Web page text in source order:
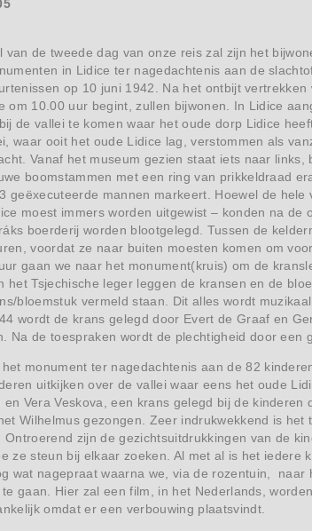
van de tweede dag van onze reis zal zijn het
in Lidice ter nagedachtenis aan de
op 10 juni 1942. Na het ontbijt vertrekken
om 10.00 uur begint, zullen bijwonen. In Lidice
de vallei te komen waar het oude dorp Lidice
waar ooit het oude Lidice lag, verstommen als
Vanaf het museum gezien staat iets naar links,
boomstammen met een ring van prikkeldraad
geëxecuteerde mannen markeert. Hoewel de hele
moest immers worden uitgewist – konden na de
boerderij worden blootgelegd. Tussen de
voordat ze naar buiten moesten komen om
gaan we naar het monument(kruis) om de
het Tsjechische leger leggen de kransen en de
bloemstuk vermeld staan. Dit alles wordt
wordt de krans gelegd door Evert de Graaf en
Na de toespraken wordt de plechtigheid door een
monument ter nagedachtenis aan de 82
uitkijken over de vallei waar eens het oude
Vera Veskova, een krans gelegd bij de
Wilhelmus gezongen. Zeer indrukwekkend is
zijn de gezichtsuitdrukkingen van de
ze steun bij elkaar zoeken. Al met al is het
wat nagepraat waarna we, via de rozentuin,
gaan. Hier zal een film, in het Nederlands,
omdat er een verbouwing plaatsvindt.